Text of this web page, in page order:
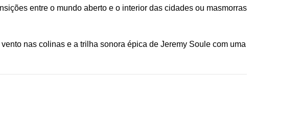
entre o mundo aberto e o interior das cidades ou masmorras
nas colinas e a trilha sonora épica de Jeremy Soule com uma